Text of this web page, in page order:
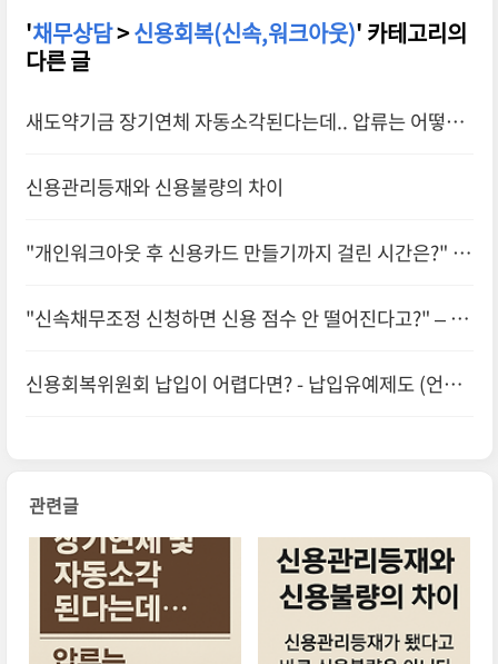
'채무상담>신용회복(신속,워크아웃)' 카테고리의
다른 글
새도약기금 장기연체 자동소각된다는데.. 압류는 어떻게
신용관리등재와 신용불량의 차이
"개인워크아웃 후 신용카드 만들기까지 걸린 시간은?" –
"신속채무조정 신청하면 신용 점수 안 떨어진다고?" – 실
신용회복위원회 납입이 어렵다면? - 납입유예제도 (언택
관련글